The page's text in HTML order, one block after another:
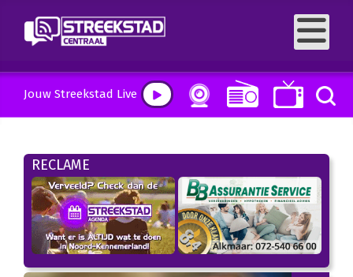
Jouw Streekstad Live
RECLAME